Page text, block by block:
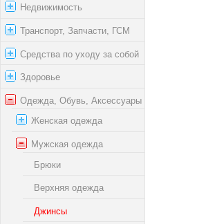
Недвижимость
Транспорт, Запчасти, ГСМ
Средства по уходу за собой
Здоровье
Одежда, Обувь, Аксессуары
Женская одежда
Мужская одежда
Брюки
Верхняя одежда
Джинсы